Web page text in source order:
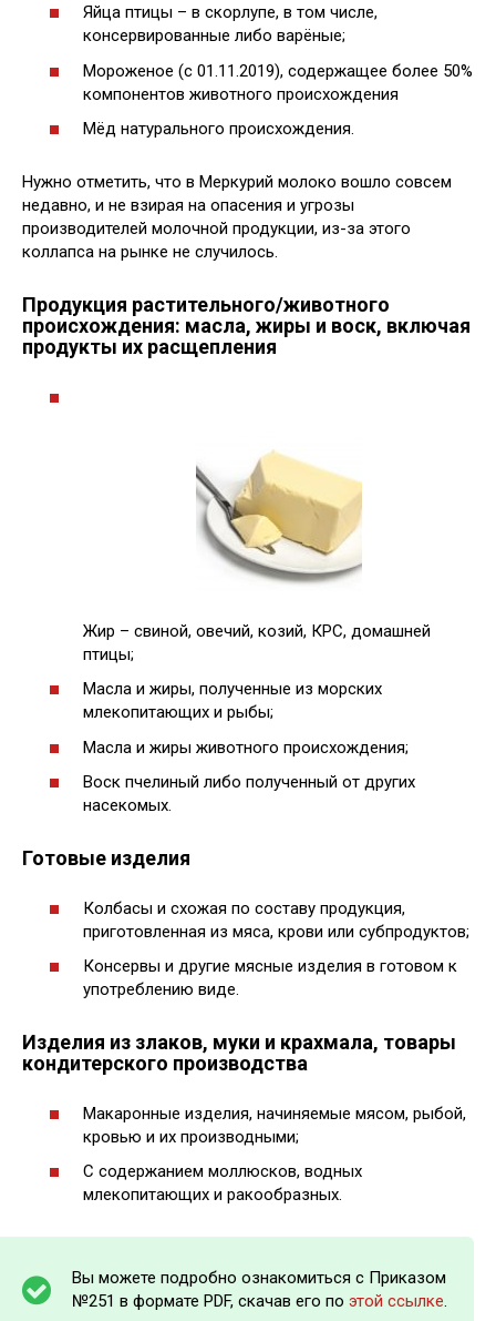
Яйца птицы – в скорлупе, в том числе,
консервированные либо варёные;
Мороженое (с 01.11.2019), содержащее более 50%
компонентов животного происхождения
Мёд натурального происхождения.
Нужно отметить, что в Меркурий молоко вошло совсем
недавно, и не взирая на опасения и угрозы
производителей молочной продукции, из-за этого
коллапса на рынке не случилось.
Продукция растительного/животного
происхождения: масла, жиры и воск, включая
продукты их расщепления
Жир – свиной, овечий, козий, КРС, домашней
птицы;
Масла и жиры, полученные из морских
млекопитающих и рыбы;
Масла и жиры животного происхождения;
Воск пчелиный либо полученный от других
насекомых.
Готовые изделия
Колбасы и схожая по составу продукция,
приготовленная из мяса, крови или субпродуктов;
Консервы и другие мясные изделия в готовом к
употреблению виде.
Изделия из злаков, муки и крахмала, товары
кондитерского производства
Макаронные изделия, начиняемые мясом, рыбой,
кровью и их производными;
С содержанием моллюсков, водных
млекопитающих и ракообразных.
Вы можете подробно ознакомиться с Приказом
№251 в формате PDF, скачав его по этой ссылке.